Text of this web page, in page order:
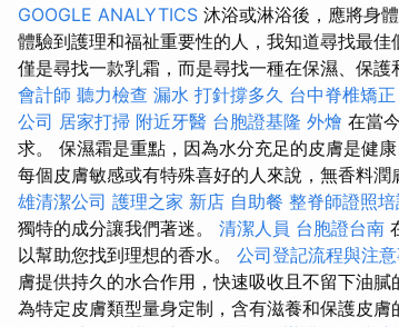
GOOGLE ANALYTICS 沐浴或淋浴後，應將身
體驗到護理和福祉重要性的人，我知道尋找最佳
僅是尋找一款乳霜，而是尋找一種在保濕、保護
會計師 聽力檢查 漏水 打針撐多久 台中脊椎矯正
公司 居家打掃 附近牙醫 台胞證基隆 外燴 在當
求。 保濕霜是重點，因為水分充足的皮膚是健
每個皮膚敏感或有特殊喜好的人來說，無香料
雄清潔公司 護理之家 新店 自助餐 整脊師證照培
獨特的成分讓我們著迷。 清潔人員 台胞證台南
以幫助您找到理想的香水。 公司登記流程與注
膚提供持久的水合作用，快速吸收且不留下油膩
為特定皮膚類型量身定制，含有滋養和保護皮